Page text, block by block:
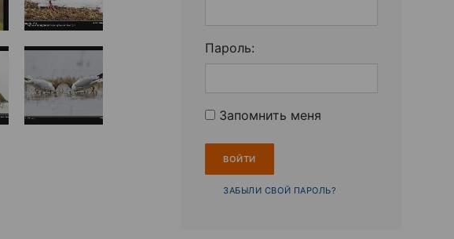
Пароль:
Запомнить меня
ЗАБЫЛИ СВОЙ ПАРОЛЬ?